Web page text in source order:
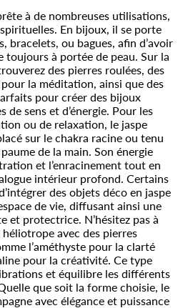
à de nombreuses utilisations,
En bijoux, il se porte
bracelets, ou bagues, afin d’avoir
à portée de peau. Sur la
des pierres roulées, des
la méditation, ainsi que des
pour créer des bijoux
de sens et d’énergie. Pour les
ou de relaxation, le jaspe
sur le chakra racine ou tenu
de la main. Son énergie
et l’enracinement tout en
intérieur profond. Certains
des objets déco en jaspe
de vie, diffusant ainsi une
et protectrice. N’hésitez pas à
héliotrope avec des pierres
l’améthyste pour la clarté
pour la créativité. Ce type
et équilibre les différents
que soit la forme choisie, le
avec élégance et puissance